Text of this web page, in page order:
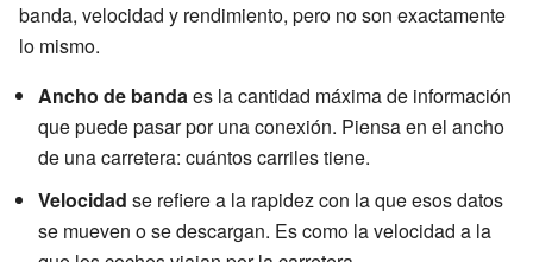
banda, velocidad y rendimiento, pero no son exactamente
lo mismo.
Ancho de bandaes la cantidad máxima de información
que puede pasar por una conexión. Piensa en el ancho
de una carretera: cuántos carriles tiene.
Velocidad se refiere a la rapidez con la que esos datos
se mueven o se descargan. Es como la velocidad a la